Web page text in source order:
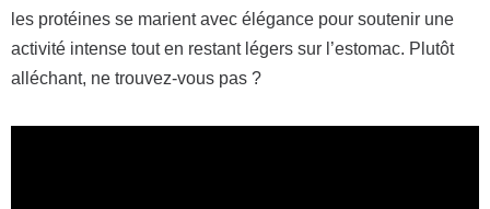
les protéines se marient avec élégance pour soutenir une
activité intense tout en restant légers sur l’estomac. Plutôt
alléchant, ne trouvez-vous pas ?